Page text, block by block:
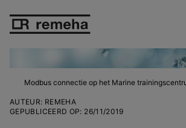
Modbus connectie op het Marine
AUTEUR: REMEHA
GEPUBLICEERD OP: 26/11/2019